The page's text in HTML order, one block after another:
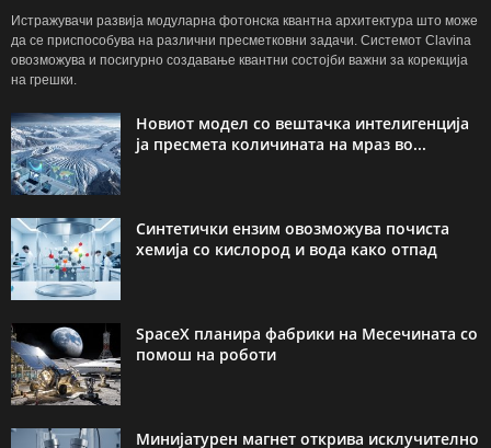
Истражувачи развија модуларна фотонска квантна архитектура што може
да се приспособува на различни пресметковни задачи. Системот Clavina
овозможува и посигурно создавање квантни состојби важни за корекција
на грешки.
Новиот модел со вештачка интелигенција
ја пресмета количината на мраз во...
Синтетички ензим овозможува почиста
хемија со кислород и вода како отпад
SpaceX планира фабрики на Месечината со
помош на роботи
Минијатурен магнет открива исклучително